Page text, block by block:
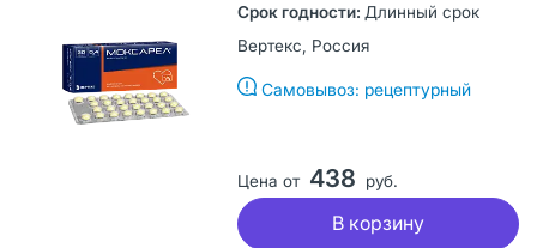
Длинный срок
Вертекс, Россия
Самовывоз: рецептурный
Цена от 438 руб.
В корзину